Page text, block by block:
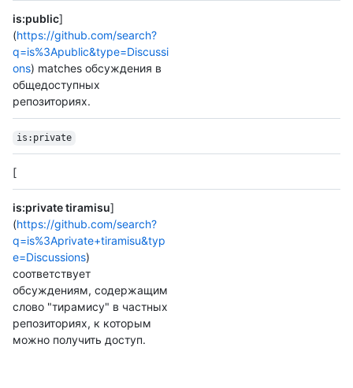
is:public]
(https://github.com/search?
q=is%3Apublic&type=Discussi
ons) matches обсуждения в
общедоступных
репозиториях.
is:private
[
is:private tiramisu]
(https://github.com/search?
q=is%3Aprivate+tiramisu&typ
e=Discussions)
соответствует
обсуждениям, содержащим
слово "тирамису" в частных
репозиториях, к которым
можно получить доступ.